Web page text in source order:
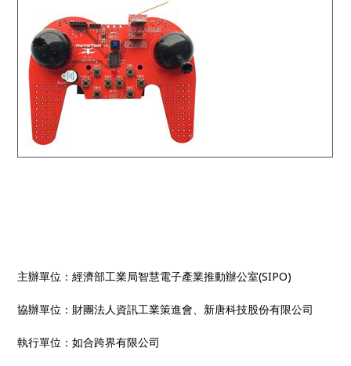
主辦單位：經濟部工業局智慧電子產業推動辦公室(SIPO)
協辦單位：財團法人資訊工業策進會、新唐科技股份有限公司
執行單位：如合跨界有限公司